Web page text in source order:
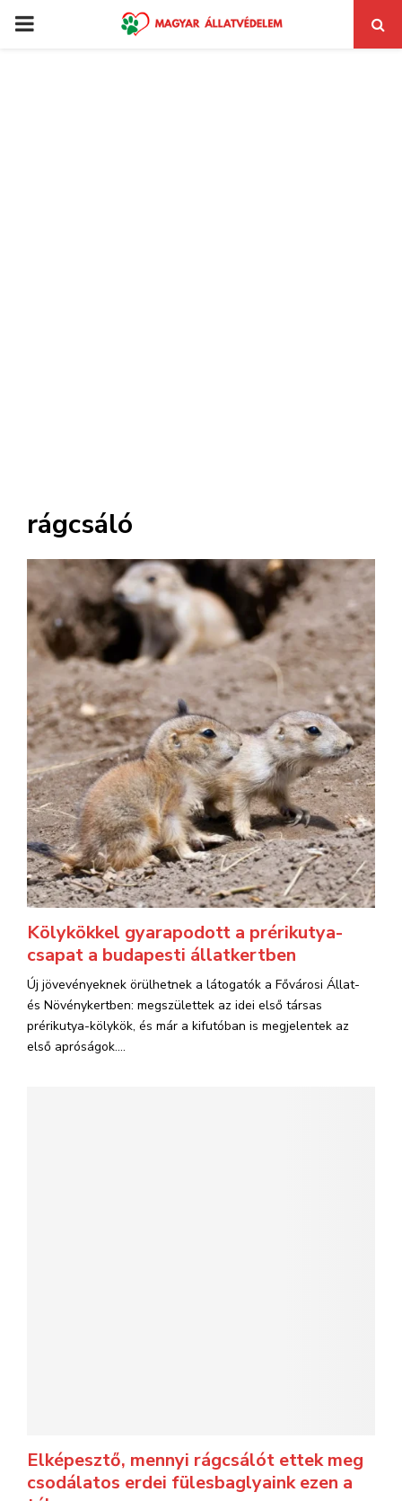
PRIMARY
rágcsáló
Kölykökkel gyarapodott a prérikutya-
csapat a budapesti állatkertben
Új jövevényeknek örülhetnek a látogatók a Fővárosi Állat-
és Növénykertben: megszülettek az idei első társas
prérikutya-kölykök, és már a kifutóban is megjelentek az
első apróságok....
Elképesztő, mennyi rágcsálót ettek meg
csodálatos erdei fülesbaglyaink ezen a